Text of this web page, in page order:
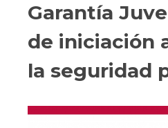
Garantía
de iniciación
la seguridad